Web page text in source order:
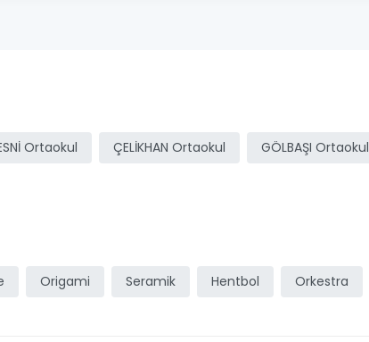
Ortaokul ÇELİKHAN Ortaokul GÖLBAŞI Ortaokul
Origami Seramik Hentbol Orkestra